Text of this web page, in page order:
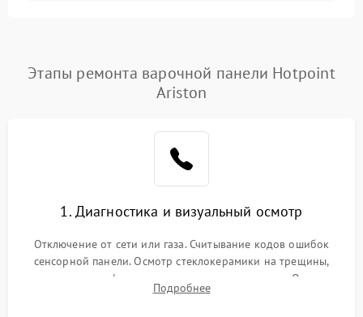
Этапы ремонта варочной панели Hotpoint
Ariston
1. Диагностика и визуальный осмотр
Отключение от сети или газа. Считывание кодов ошибок
сенсорной панели. Осмотр стеклокерамики на трещины,
проверка конфорок на равномерность нагрева. Опрос
клиента о симптомах (не включается, не видит посуду,
Подробнее